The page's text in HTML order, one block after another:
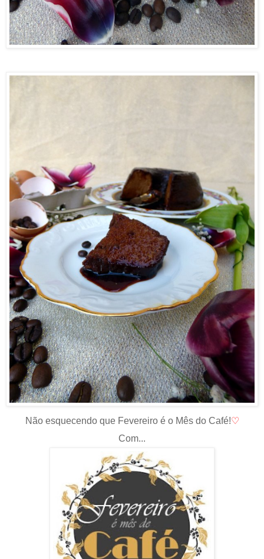
Não esquecendo que Fevereiro é o Mês do Café!♡
Com...